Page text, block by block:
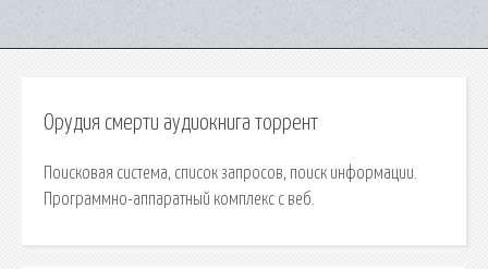
Орудия смерти аудиокнига торрент
Поисковая сиcтема, список запросов, поиск информации.
Программно-аппаратный комплекс с веб.